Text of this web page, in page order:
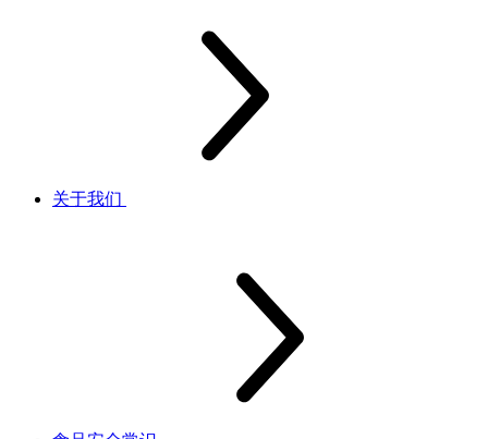
关于我们